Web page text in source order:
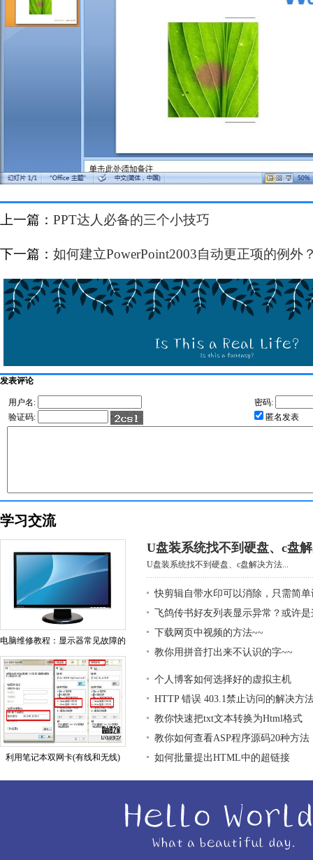
上一篇： PPT达人必备的三个小技巧
下一篇： 如何建立PowerPoint2003自动更正项的例外
发表评论
用户名:
密码:
验证码:
匿名发表
学习交流
电脑维修教程：显示器常见故障的
利用笔记本双网卡(有线和无线)
U盘装系统找不到硬盘、c盘
U盘装系统找不到硬盘、c盘解决方法...
快剪辑自带水印可以消除，只需简单
飞鸽传书好友列表显示异常？或许
下载网页中视频的方法~~
教你用拼音打出来不认识的字~~
个人博客如何选择好的虚拟主机
HTTP 错误 403.1禁止访问的解决方
教你快速把txt文本转换为Html格式
教你如何查看ASP程序源码20种方法
如何批量提出HTML中的超链接